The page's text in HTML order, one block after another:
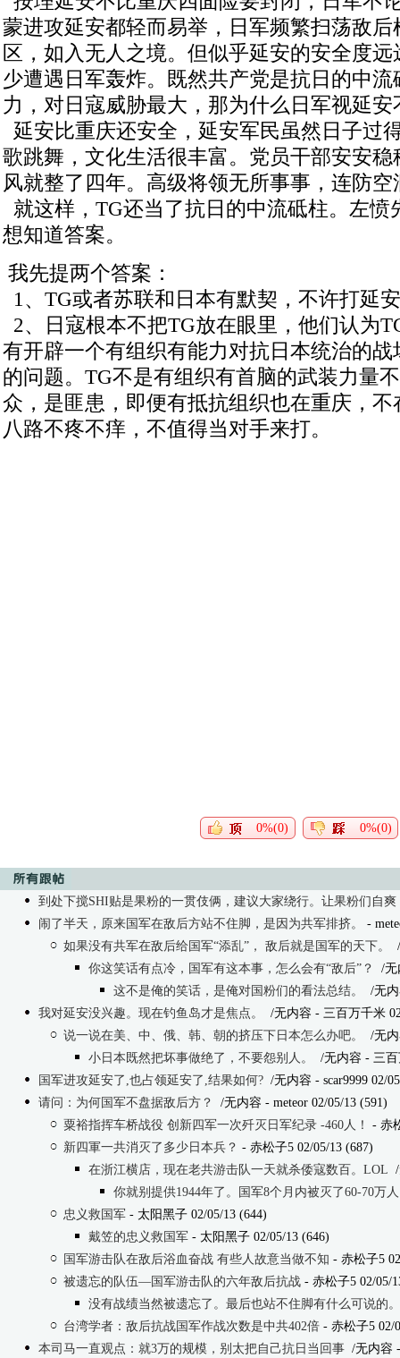
蒙进攻延安都轻而易举，日军频繁扫荡敌
区，如入无人之境。但似乎延安的安全度
少遭遇日军轰炸。既然共产党是抗日的中
力，对日寇威胁最大，那为什么日军视延安
延安比重庆还安全，延安军民虽然日子过
歌跳舞，文化生活很丰富。党员干部安安
风就整了四年。高级将领无所事事，连防
就这样，TG还当了抗日的中流砥柱。左愤
想知道答案。
我先提两个答案：
1、TG或者苏联和日本有默契，不许打延
2、日寇根本不把TG放在眼里，他们认为
有开辟一个有组织有能力对抗日本统治的
的问题。TG不是有组织有首脑的武装力量
众，是匪患，即便有抵抗组织也在重庆，
八路不疼不痒，不值得当对手来打。
0%(0) 0%(0)
到处下搅SHI贴是果粉的一贯伎俩，建议大家绕行。让果粉们自爽
闹了半天，原来国军在敌后方站不住脚，是因为共军排挤。
-
如果没有共军在敌后给国军“添乱”， 敌后就是国军的天下。
你这笑话有点冷，国军有这本事，怎么会有“敌后”？
/无
这不是俺的笑话，是俺对国粉们的看法总结。
/无
我对延安没兴趣。现在钓鱼岛才是焦点。
/无内容 - 三百万千米
说一说在美、中、俄、韩、朝的挤压下日本怎么办吧。
/无
小日本既然把坏事做绝了，不要怨别人。
/无内容 - 三百
国军进攻延安了,也占领延安了,结果如何? /无内容 - scar9999 02/
请问：为何国军不盘据敌后方？
/无内容 - meteor 02/05/13 (591)
粟裕指挥车桥战役 创新四军一次歼灭日军纪录 -460人！
- 赤
新四軍一共消灭了多少日本兵？ - 赤松子5 02/05/13 (687)
在浙江横店，现在老共游击队一天就杀倭寇数百。LOL
你就别提供1944年了。国军8个月内被灭了60-70万
忠义救国军 - 太阳黑子 02/05/13 (644)
戴笠的忠义救国军 - 太阳黑子 02/05/13 (646)
国军游击队在敌后浴血奋战 有些人故意当做不知 - 赤松子5
被遗忘的队伍—国军游击队的六年敌后抗战 - 赤松子5 02/05/
没有战绩当然被遗忘了。最后也站不住脚有什么可说的。
台湾学者：敌后抗战国军作战次数是中共402倍 - 赤松子5 02/
本司马一直观点：就3万的规模，别太把自己抗日当回事 /无内容